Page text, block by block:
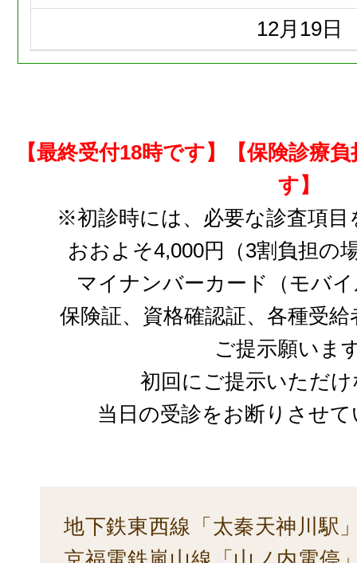
12月 19日
【最終受付18時です】【保険診療
す】
※初診時には、必要な診査項
おおよそ4,000円（3割負担の
マイナンバーカード（モバ
保険証、資格確認証、各種受
ご提示願いま
初回にご提示いただ
当日の受診をお断りさせ
地下鉄東西線「太秦天神川駅